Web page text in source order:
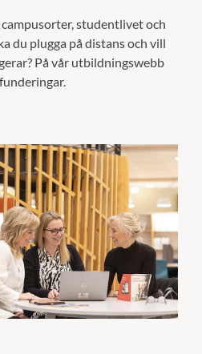
studentlivet och
du plugga på distans och vill
På vår utbildningswebb